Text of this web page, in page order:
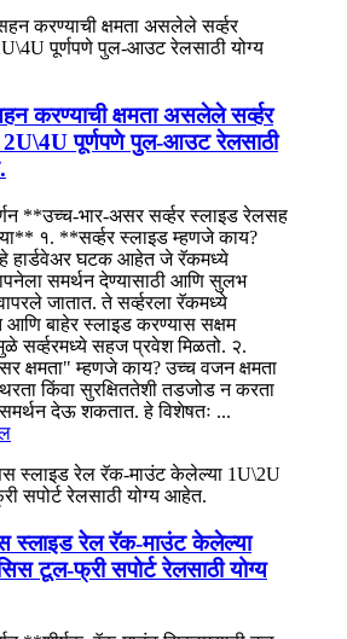
करण्याची क्षमता असलेले सर्व्हर
पूर्णपणे पुल-आउट रेलसाठी
**उच्च-भार-असर सर्व्हर स्लाइड रेलसह
१. **सर्व्हर स्लाइड म्हणजे काय?
हे हार्डवेअर घटक आहेत जे रॅकमध्ये
समर्थन देण्यासाठी आणि सुलभ
जातात. ते सर्व्हरला रॅकमध्ये
बाहेर स्लाइड करण्यास सक्षम
सर्व्हरमध्ये सहज प्रवेश मिळतो. २.
क्षमता" म्हणजे काय? उच्च वजन क्षमता
किंवा सुरक्षिततेशी तडजोड न करता
समर्थन देऊ शकतात. हे विशेषतः ...
स्लाइड रेल रॅक-माउंट केलेल्या
टूल-फ्री सपोर्ट रेलसाठी योग्य